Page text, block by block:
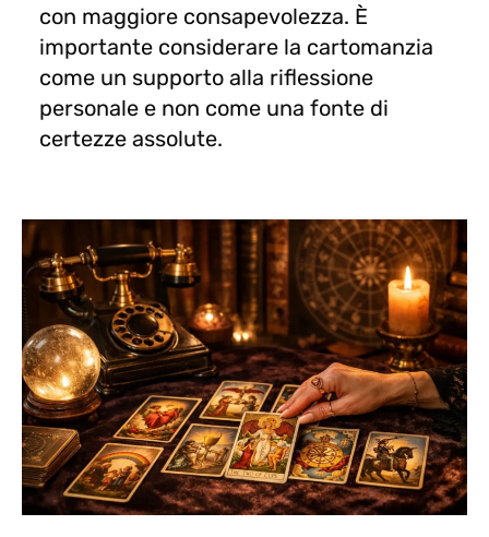
con maggiore consapevolezza. È
importante considerare la cartomanzia
come un supporto alla riflessione
personale e non come una fonte di
certezze assolute.